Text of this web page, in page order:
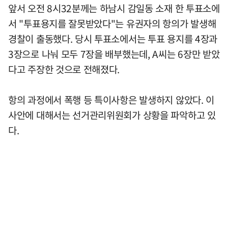
앞서 오전 8시32분께는 하남시 감일동 소재 한 투표소에
서 "투표용지를 잘못받았다"는 유권자의 항의가 발생해
경찰이 출동했다. 당시 투표소에서는 투표 용지를 4장과
3장으로 나눠 모두 7장을 배부했는데, A씨는 6장만 받았
다고 주장한 것으로 전해졌다.
항의 과정에서 폭행 등 특이사항은 발생하지 않았다. 이
사안에 대해서는 선거관리위원회가 상황을 파악하고 있
다.